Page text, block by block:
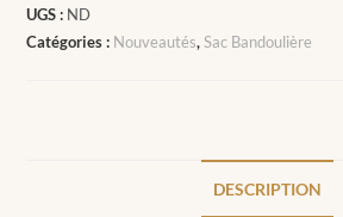
UGS : ND
Catégories : Nouveautés,Sac Bandoulière
DESCRIPTION